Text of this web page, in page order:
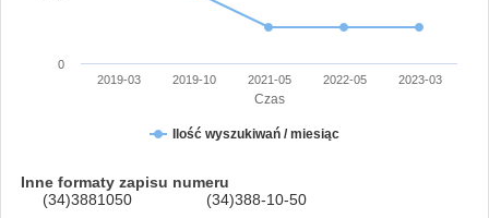
Czas
Ilość wyszukiwań / miesiąc
2019-03 2019-10 2021-05 2022-05 2023-03
0
Inne formaty zapisu numeru
(34)3881050
(34)388-10-50